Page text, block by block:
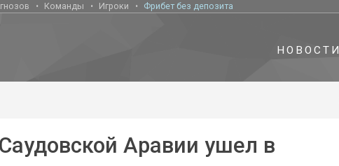
Команды Игроки Фрибет без депозита
НОВОСТИ
Аравии ушел в